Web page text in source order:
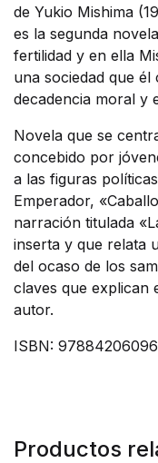
de Yukio Mishima
es la segunda
fertilidad y en ella
una sociedad que él
decadencia moral y
Novela que se
concebido por
a las figuras
Emperador,
narración titulada
inserta y que relata
del ocaso de los
claves que explican
autor.
ISBN:
Productos